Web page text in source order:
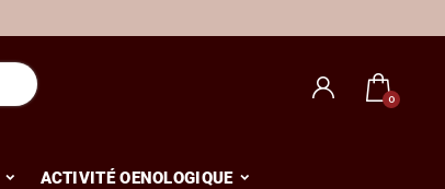
ACTIVITÉ OENOLOGIQUE